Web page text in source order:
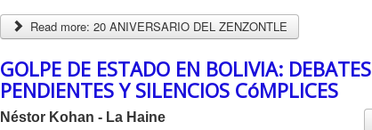
Read more: 20 ANIVERSARIO DEL ZENZONTLE
GOLPE DE ESTADO EN BOLIVIA: DEBATES
PENDIENTES Y SILENCIOS CóMPLICES
Néstor Kohan - La Haine